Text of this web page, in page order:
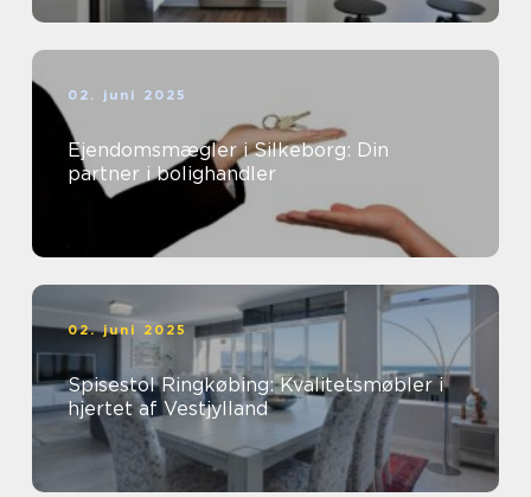
02. juni 2025
Ejendomsmægler i Silkeborg: Din
partner i bolighandler
02. juni 2025
Spisestol Ringkøbing: Kvalitetsmøbler i
hjertet af Vestjylland